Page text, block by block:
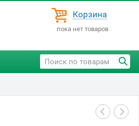
Корзина
пока нет товаров